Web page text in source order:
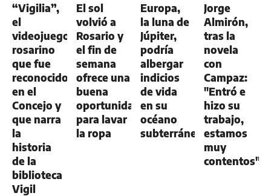
“Vigilia”,
el
videojuego
rosarino
que fue
reconocido
en el
Concejo y
que narra
la
historia
de la
biblioteca
Vigil
El sol
volvió a
Rosario y
el fin de
semana
ofrece una
buena
oportunidad
para lavar
la ropa
Europa,
la luna de
Júpiter,
podría
albergar
indicios
de vida
en su
océano
subterráneo
Jorge
Almirón,
tras la
novela
con
Campaz:
"Entró e
hizo su
trabajo,
estamos
muy
contentos"